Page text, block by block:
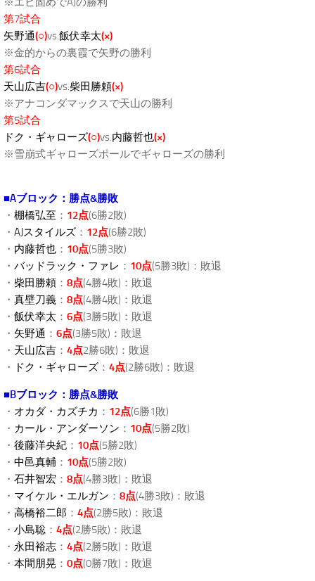
第7試合
矢野通(○)vs.飯伏幸太(×)
※金的からの裏霞で矢野の勝利
第6試合
天山広吉(○)vs.柴田勝頼(×)
※アナコンダマックスで天山の勝利
第5試合
ドク・ギャローズ(○)vs.内藤哲也(×)
※雪崩式ギャローズポールでギャローズの勝利
■Aブロック：勝点&勝敗
・ 棚橋弘至 ： 12点(6勝2敗)
・ AJスタイルズ ： 12点(6勝2敗)
・ 内藤哲也 ： 10点(5勝3敗)
・ バッドラック・ファレ ： 10点(5勝3敗)：敗退
・ 柴田勝頼 ： 8点(4勝4敗)：敗退
・ 真壁刀義 ： 8点(4勝4敗)：敗退
・ 飯伏幸太 ： 6点(3勝5敗)：敗退
・ 矢野通 ： 6点(3勝5敗)：敗退
・ 天山広吉 ： 4点2勝6敗)：敗退
・
ドク・ギャローズ ： 4点(2勝6敗)：敗退
■Bブロック：勝点&勝敗
・ オカダ・カズチカ ： 12点(6勝1敗)
・ カール・アンダーソン ： 10点(5勝2敗)
・ 後藤洋央紀 ： 10点(5勝2敗)
・ 中邑真輔 ： 10点(5勝2敗)
・ 石井智宏 ： 8点(4勝3敗)：敗退
・ マイケル・エルガン ： 8点(4勝3敗)：敗退
・ 高橋裕二郎 ： 4点(2勝5敗)：敗退
・ 小島聡 ： 4点(2勝5敗)：敗退
・ 永田裕志 ： 4点(2勝5敗)：敗退
・ 本間朋晃 ： 0点(0勝7敗)：敗退